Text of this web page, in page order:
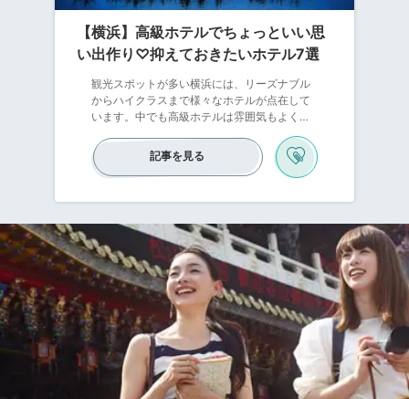
【横浜】高級ホテルでちょっといい思
い出作り♡抑えておきたいホテル7選
観光スポットが多い横浜には、リーズナブル
からハイクラスまで様々なホテルが点在して
います。中でも高級ホテルは雰囲気もよく、
め♪日常ではあまり利用することのないオシャ
レなお部屋や、景色が素晴らしいお部屋を備
えていたり、至れり尽くせりなサービスが充
思い出作り”に最適の高級ホテルをご紹介しま
す♪
記事を見る